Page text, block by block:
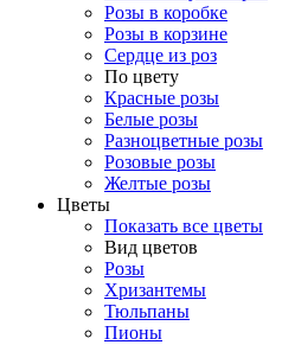
Розы в коробке
Розы в корзине
Сердце из роз
По цвету
Красные розы
Белые розы
Разноцветные розы
Розовые розы
Желтые розы
Цветы
Показать все цветы
Вид цветов
Розы
Хризантемы
Тюльпаны
Пионы